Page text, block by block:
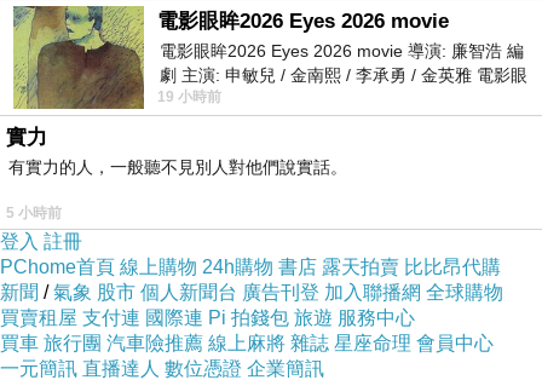
領頭老鹿，忍不住，冷笑出聲道‥
「哼哼！哦……這就是你所謂‥天生高貴的『鹿
鳴』啊？
我活了這麼久，倒頭一次聽說‥梅花鹿，會發出
這種，丟人現眼的羊叫聲！」
道‥
「呸！原來是一隻綁著樹枝的冒牌貨！
虧你剛才，還大言不慚地，談論『尊貴』，簡直
令人作嘔！」
老鹿揚起堅硬的蹄子，一腳把山羊，踹翻在泥
地裡。
電影眼眸2026 Eyes 2026 movie
電影眼眸2026 Eyes 2026 movie 導演: 廉智浩 編
劇 主演: 申敏兒 / 金南熙 / 李承勇 / 金英雅 電影眼
眸2026描述攝影師徐珍因遺
19 小時前
實力
有實力的人，一般聽不見別人對他們說實話。
5 小時前
登入 註冊
PChome首頁 線上購物 24h購物 書店 露天拍賣 比比昂代購
新聞 /氣象 股市 個人新聞台 廣告刊登 加入聯播網 全球購物
買賣租屋 支付連 國際連 Pi 拍錢包 旅遊 服務中心
買車 旅行團 汽車險推薦 線上麻將 雜誌 星座命理 會員中心
一元簡訊 直播達人 數位憑證 企業簡訊